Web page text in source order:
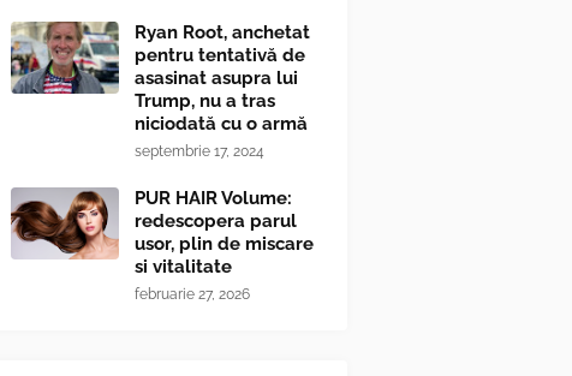
Ryan Root, anchetat
pentru tentativă de
asasinat asupra lui
Trump, nu a tras
niciodată cu o armă
septembrie 17, 2024
PUR HAIR Volume:
redescopera parul
usor, plin de miscare
si vitalitate
februarie 27, 2026